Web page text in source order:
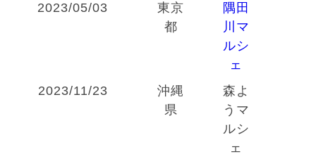
2023/05/03
東京
都
隅田
川マ
ルシ
ェ
2023/11/23
沖縄
県
森よ
うマ
ルシ
ェ